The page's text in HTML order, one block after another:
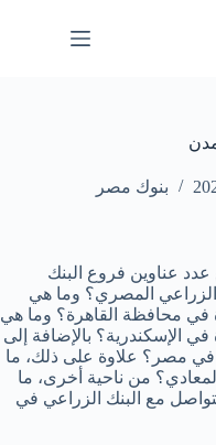
بنوك مصر
عدد عناوين فروع البنك
المصري؟ وما هي
في محافظة القاهرة؟ وما هي
الإسكندرية؟ بالإضافة إلى
في مصر؟ علاوة على ذلك، ما
من ناحية أخرى، ما
مع البنك الزراعي في